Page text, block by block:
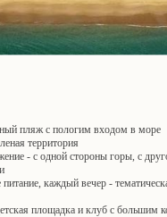
пляж с пологим входом в море
территория
- с одной стороны горы, с
каждый вечер -
площадка и клуб с большим